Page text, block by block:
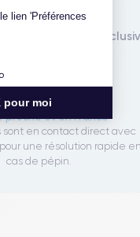
lien 'Préférences
pour moi
de garanties
proche et en France
sont en contact direct avec
une résolution rapide en
cas de pépin.